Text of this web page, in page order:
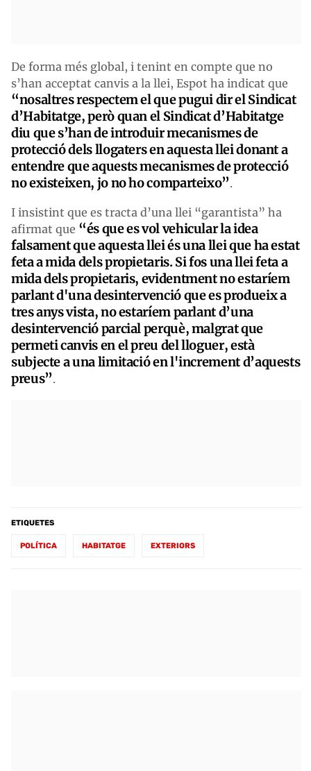
De forma més global, i tenint en compte que no
s’han acceptat canvis a la llei, Espot ha indicat que
“nosaltres respectem el que pugui dir el Sindicat
d’Habitatge, però quan el Sindicat d’Habitatge
diu que s’han de introduir mecanismes de
protecció dels llogaters en aquesta llei donant a
entendre que aquests mecanismes de protecció
no existeixen, jo no ho comparteixo”.
I insistint que es tracta d’una llei “garantista” ha
afirmat que “és que es vol vehicular la idea
falsament que aquesta llei és una llei que ha estat
feta a mida dels propietaris. Si fos una llei feta a
mida dels propietaris, evidentment no estaríem
parlant d'una desintervenció que es produeix a
tres anys vista, no estaríem parlant d’una
desintervenció parcial perquè, malgrat que
permeti canvis en el preu del lloguer, està
subjecte a una limitació en l'increment d’aquests
preus”.
ETIQUETES
POLÍTICA HABITATGE EXTERIORS